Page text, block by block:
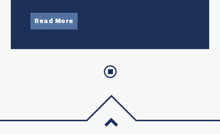
Read More